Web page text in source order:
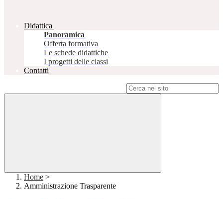
Didattica
Panoramica
Offerta formativa
Le schede didattiche
I progetti delle classi
Contatti
Home >
Amministrazione Trasparente